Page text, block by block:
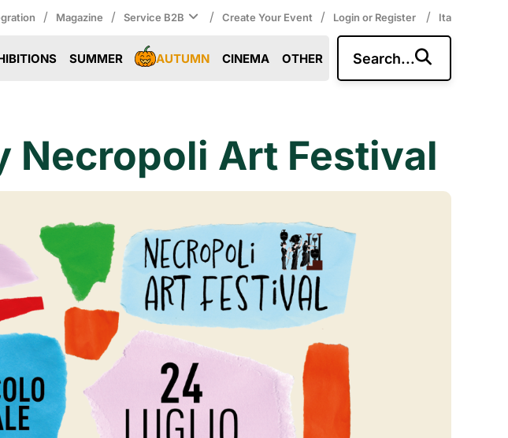
/ Magazine / Service B2B / Create Your Event / Login or Register / Ita
SUMMER AUTUMN CINEMA OTHER Search...
Necropoli Art Festival